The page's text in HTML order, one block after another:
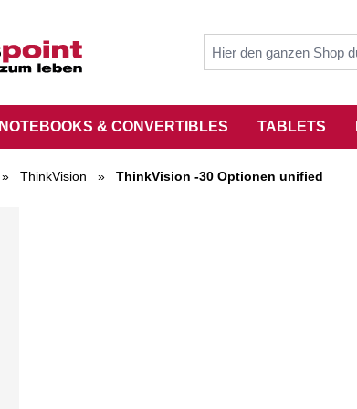
NOTEBOOKS & CONVERTIBLES TABLETS
» ThinkVision » ThinkVision -30 Optionen unified